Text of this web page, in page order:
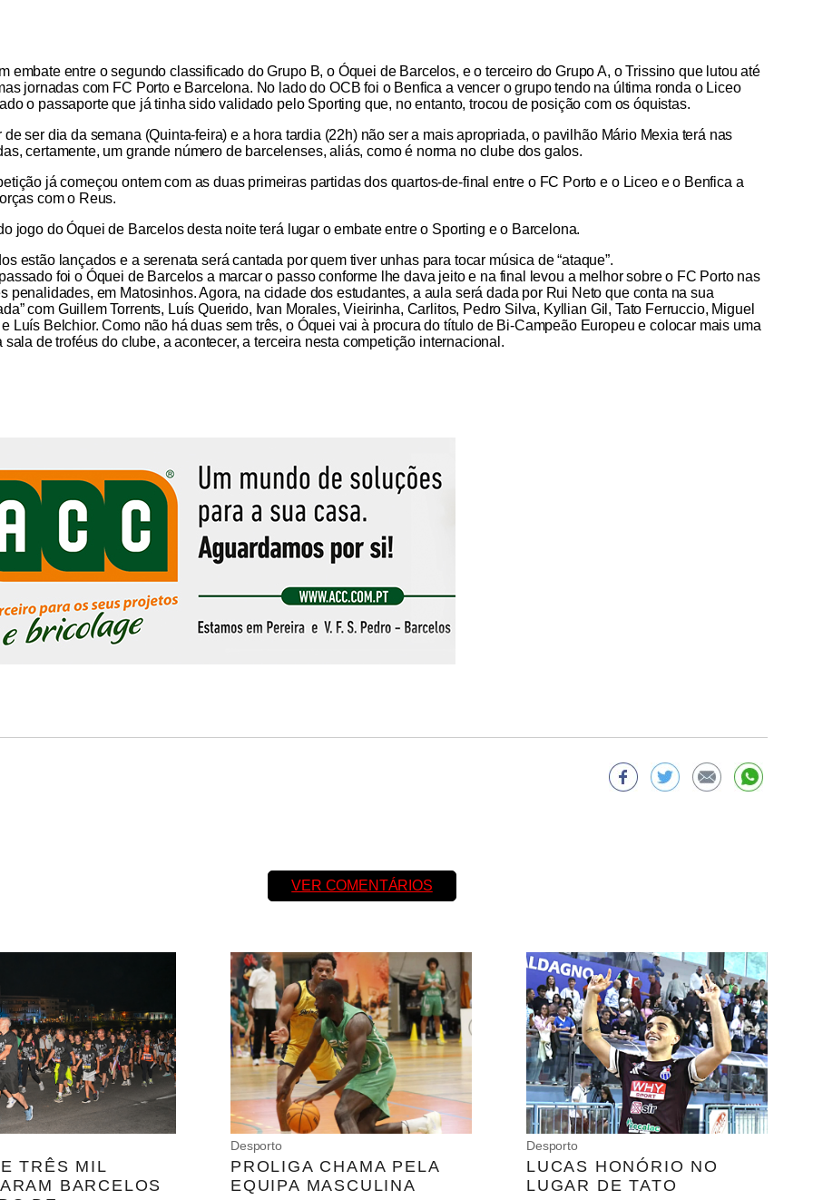
embate entre o segundo classificado do Grupo B, o Óquei de Barcelos, e o terceiro do Grupo A, o Trissino que lutou até
jornadas com FC Porto e Barcelona. No lado do OCB foi o Benfica a vencer o grupo tendo na última ronda o Liceo
o passaporte que já tinha sido validado pelo Sporting que, no entanto, trocou de posição com os óquistas.
de ser dia da semana (Quinta-feira) e a hora tardia (22h) não ser a mais apropriada, o pavilhão Mário Mexia terá nas
certamente, um grande número de barcelenses, aliás, como é norma no clube dos galos.
já começou ontem com as duas primeiras partidas dos quartos-de-final entre o FC Porto e o Liceo e o Benfica a
com o Reus.
jogo do Óquei de Barcelos desta noite terá lugar o embate entre o Sporting e o Barcelona.
estão lançados e a serenata será cantada por quem tiver unhas para tocar música de “ataque”.
foi o Óquei de Barcelos a marcar o passo conforme lhe dava jeito e na final levou a melhor sobre o FC Porto nas
penalidades, em Matosinhos. Agora, na cidade dos estudantes, a aula será dada por Rui Neto que conta na sua
com Guillem Torrents, Luís Querido, Ivan Morales, Vieirinha, Carlitos, Pedro Silva, Kyllian Gil, Tato Ferruccio, Miguel
Luís Belchior. Como não há duas sem três, o Óquei vai à procura do título de Bi-Campeão Europeu e colocar mais uma
sala de troféus do clube, a acontecer, a terceira nesta competição internacional.
VER COMENTÁRIOS
TRÊS MIL
BARCELOS
Desporto
PROLIGA CHAMA PELA
EQUIPA MASCULINA
Desporto
LUCAS HONÓRIO NO
LUGAR DE TATO